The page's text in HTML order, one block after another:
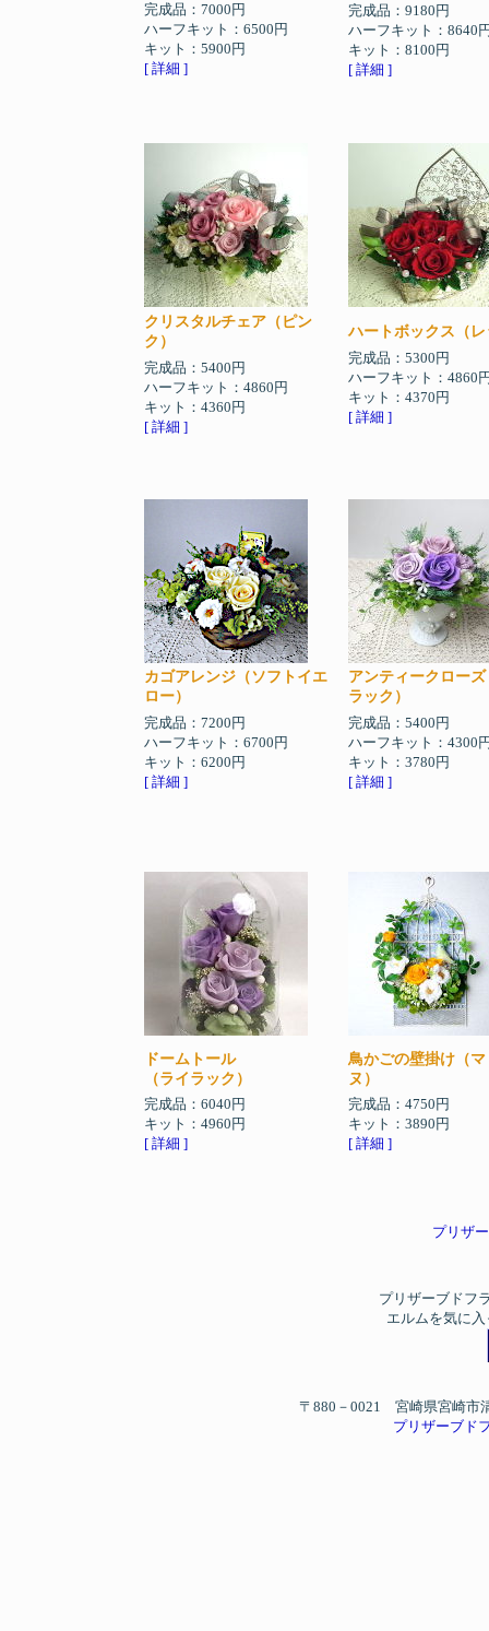
完成品：7000円
ハーフキット：6500円
キット：5900円
[ 詳細 ]
完成品：9180円
ハーフキット：8640
キット：8100円
[ 詳細 ]
クリスタルチェア（ピン
ク）
完成品：5400円
ハーフキット：4860円
キット：4360円
[ 詳細 ]
ハートボックス（
完成品：5300円
ハーフキット：4860
キット：4370円
[ 詳細 ]
カゴアレンジ（ソフトイエ
ロー）
完成品：7200円
ハーフキット：6700円
キット：6200円
[ 詳細 ]
アンティークロー
ラック）
完成品：5400円
ハーフキット：4300
キット：3780円
[ 詳細 ]
ドームトール
（ライラック）
完成品：6040円
キット：4960円
[ 詳細 ]
鳥かごの壁掛け（
ヌ）
完成品：4750円
キット：3890円
[ 詳細 ]
プリザ
プリザーブドフ
エルムを気に
〒880－0021 宮崎県宮崎市
プリザーブド